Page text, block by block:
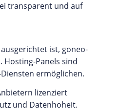
transparent und auf
ist, goneo-
Panels sind
ermöglichen.
lizenziert
und Datenhoheit.